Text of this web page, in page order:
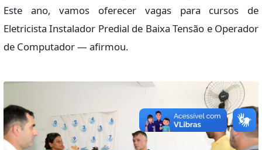
Este ano, vamos oferecer vagas para cursos de
Eletricista Instalador Predial de Baixa Tensão e Operador
de Computador — afirmou.